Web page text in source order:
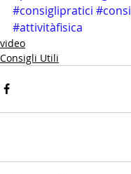
#consiglipratici
#attivitàfisica
video
Consigli Utili